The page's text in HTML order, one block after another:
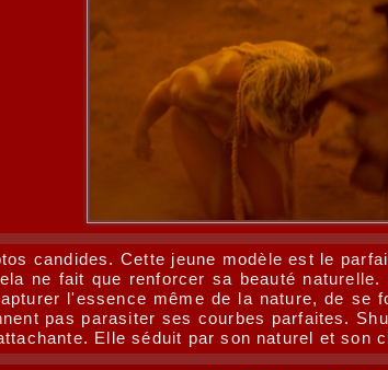
candides. Cette jeune modèle est le
ne fait que renforcer sa beauté
l'essence même de la nature, de
pas parasiter ses courbes parfaites.
Elle séduit par son naturel et son